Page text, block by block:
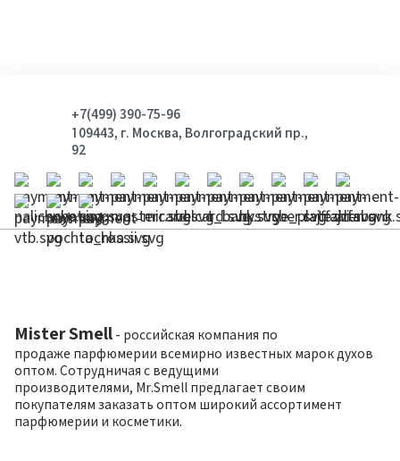
+7(499) 390-75-96
109443, г. Москва, Волгоградский пр.,
92
Mister Smell - российская компания по
продаже парфюмерии всемирно известных марок духов
оптом. Сотрудничая с ведущими
производителями, Mr.Smell предлагает своим
покупателям заказать оптом широкий ассортимент
парфюмерии и косметики.